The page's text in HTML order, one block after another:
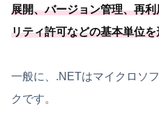
展開、バージョン管理、再
リティ許可などの基本単位
一般に、.NETはマイクロソ
クです。